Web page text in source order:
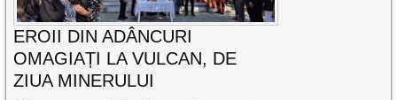
EROII DIN ADÂNCURI
OMAGIAȚI LA VULCAN, DE
ZIUA MINERULUI